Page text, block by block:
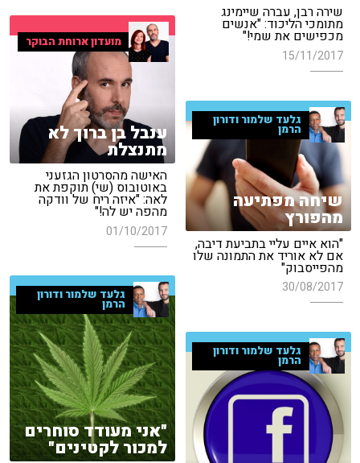
שירה רבן, עברה שיימינג
מתומכי הליכוד: "אנשים
מכפישים את שמי!"
15/11/2017
מועדון ארוחת הבוקר
ענבל בן ברוך לא
מתנצלת
האישה מהסרטון הגזעני
באוטובוס (שי) תוקפת את
לאה: "איזה ריח של וודקה
מהפה יש לה!"
01/10/2017
גלעד שלמור ודורון
הרמן
שיחה מפתיעה
מהפורץ
"הוא איים עליי בתביעת דיבה,
אם לא אוריד את התמונה שלו
מהפייסבוק"
30/08/2017 גלעד שלמור ודורון
הרמן
"אני מעודד סוחרים
למכור לקטינים"
גלעד שלמור ודורון
הרמן